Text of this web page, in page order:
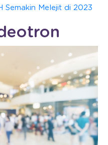
Semakin Melejit di 2023